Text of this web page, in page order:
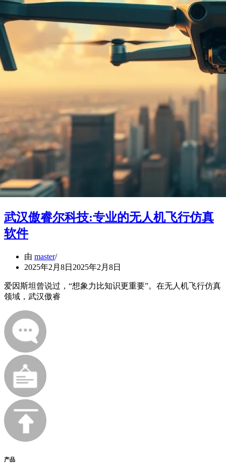
武汉傲睿尔科技:专业的无人机飞行仿真
软件
由 master
2025年2月8日 2025年2月8日
爱因斯坦曾说过，“想象力比知识更重要”。在无人机飞行仿真
领域，武汉傲睿
产品